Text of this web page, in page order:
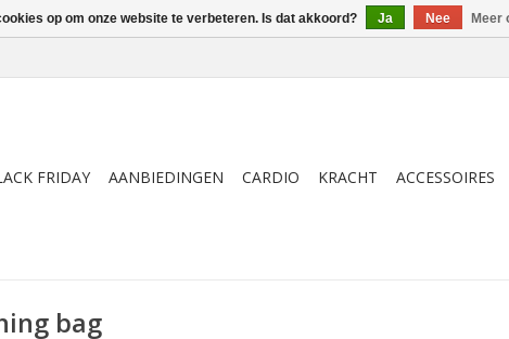
FRIDAY AANBIEDINGEN CARDIO KRACHT
ACCESSOIRES
bag
op om onze website te verbeteren. Is dat akkoord? Ja Nee Meer